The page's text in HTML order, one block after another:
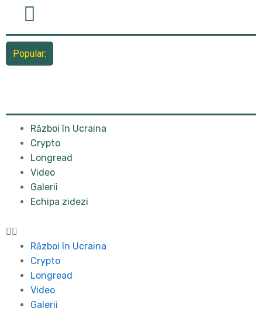
Popular:
Război în Ucraina
Crypto
Longread
Video
Galerii
Echipa zidezi
Război în Ucraina
Crypto
Longread
Video
Galerii